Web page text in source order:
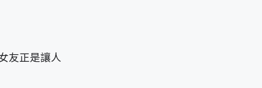
友正是讓人